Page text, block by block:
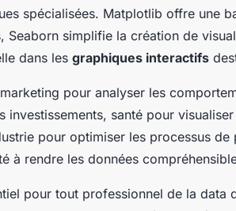
spécialisées. Matplotlib offre une
Seaborn simplifie la création de
dans les graphiques interactifs
pour analyser les
investissements, santé pour
pour optimiser les processus de
à rendre les données
pour tout professionnel de la data